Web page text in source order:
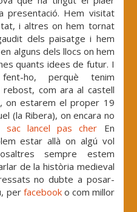
presentació. Hem visitat
i altres on hem tornat
dels paisatge i hem
alguns dels llocs on hem
quants idees de futur. I
ho, perquè tenim
com ara al castell
on estarem el proper 19
(la Ribera), on encara no
sac lancel pas cher En
estar allà on algú vol
sempre estem
de la història medieval
no dubte a posar-
per facebooko com millor